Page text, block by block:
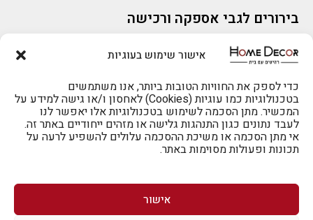
אישור שימוש בעוגיות
כדי לספק את החוויות הטובות ביותר, אנו משתמשים
בטכנולוגיות כמו עוגיות (Cookies) לאחסון ו/או גישה למידע על
המכשיר. מתן הסכמה לשימוש בטכנולוגיות אלו יאפשר לנו
לעבד נתונים כגון התנהגות גלישה או מזהים ייחודיים באתר זה.
אי מתן הסכמה או משיכת ההסכמה עלולים להשפיע לרעה על
תכונות ופעולות מסוימות באתר.
אישור
בירורים לגבי אספקה ורכישה
בירור לגבי אספקה -ניתן לפנות למייל:
sigal@home-decor.co.il
פניות לפני רכישה – ניתן לפנות למייל: omer@home-
decor.co.il
לרכישה טלפונית: 073-2002666